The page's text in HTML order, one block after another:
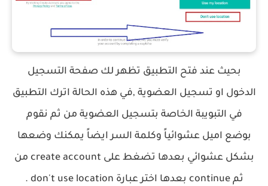
بحيث عند فتح التطبيق تظهر لك صفحة التسجيل
الدخول او تسجيل العضوية ,في هذه الحالة اترك التطبيق
في التبويبة الخاصة بتسجيل العضوية من ثم نقوم
بوضع اميل عشوائياً وكلمة السر ايضاً يمكنك وضعها
بشكل عشوائي بعدها تضغط على create account من
ثم continue بعدها اختر عبارة don't use location .